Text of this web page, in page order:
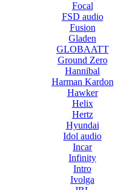
Focal
FSD audio
Fusion
Gladen
GLOBAATT
Ground Zero
Hannibal
Harman Kardon
Hawker
Helix
Hertz
Hyundai
Idol audio
Incar
Infinity
Intro
Ivolga